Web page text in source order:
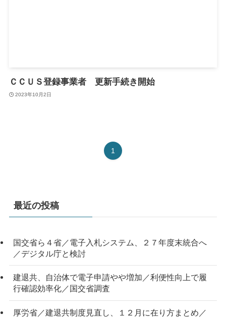
ＣＣＵＳ登録事業者 更新手続き開始
2023年10月2日
1
最近の投稿
国交省ら４省／電子入札システム、２７年度末統合へ
／デジタル庁と検討
建退共、自治体で電子申請やや増加／利便性向上で履
行確認効率化／国交省調査
厚労省／建退共制度見直し、１２月に在り方まとめ／